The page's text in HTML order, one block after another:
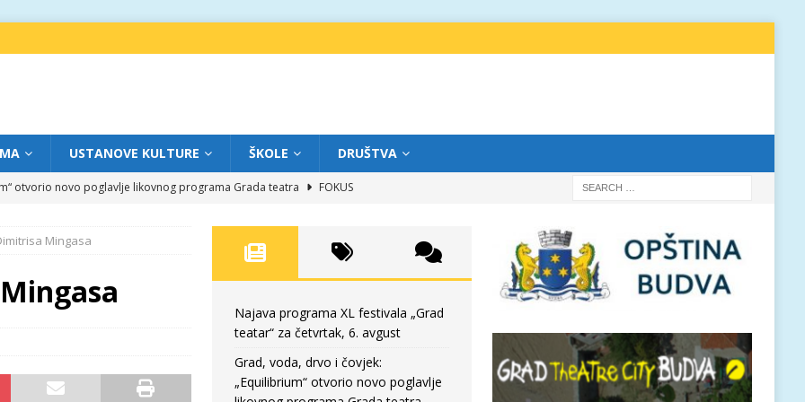
USTANOVE KULTURE ŠKOLE DRUŠTVA
otvorio novo poglavlje likovnog programa Grada teatra
FOKUS
Fest Montenegro“
veče vrhunske muzike
GRAD TEATAR
za četvrtak, 6. avgust
Mingasa
Najava programa XL festivala „Grad
teatar“ za četvrtak, 6. avgust
Grad, voda, drvo i čovjek:
„Equilibrium“ otvorio novo poglavlje